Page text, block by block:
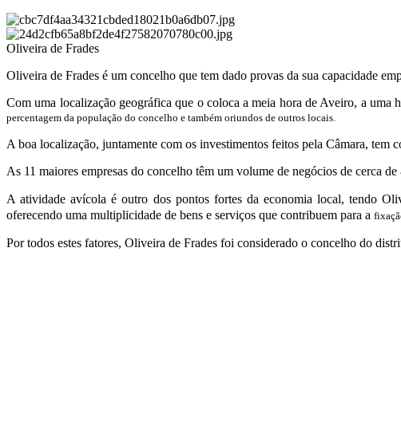
Oliveira de Frades
Oliveira de Frades é um concelho que tem dado provas da sua capacidade
Com uma localização geográfica que o coloca a meia hora de Aveiro, a uma
percentagem da população do concelho e também oriundos de outros locais.
A boa localização, juntamente com os investimentos feitos pela Câmara, tem
As 11 maiores empresas do concelho têm um volume de negócios de cerca
A atividade avícola é outro dos pontos fortes da economia local, tendo
oferecendo uma multiplicidade de bens e serviços que contribuem para a
Por todos estes fatores, Oliveira de Frades foi considerado o concelho do